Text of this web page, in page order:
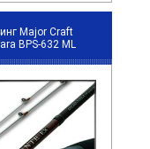
Major Craft
BPS-632 ML